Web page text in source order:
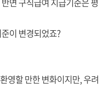
이 변경되었죠?
영할 만한 변화이지만, 우려